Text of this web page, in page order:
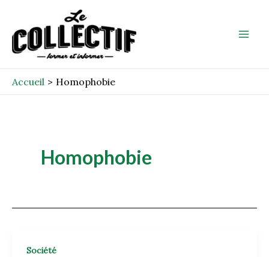
contenu
Accueil Homophobie
Homophobie
Société